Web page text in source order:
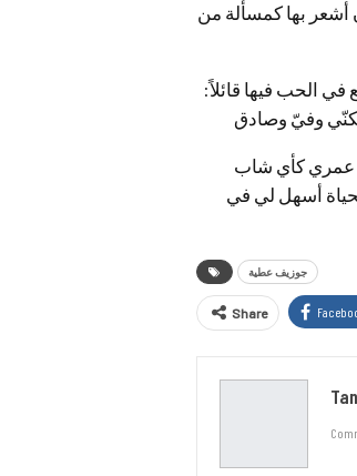
أشعر بها كمسألة من
الحب فيها قائلاً:
عمري كأي شاب
أسهل لي في
جوزيف عطية
Share